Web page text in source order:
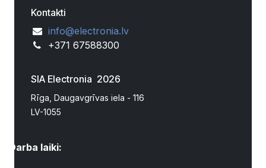
Kontakti
info@electronia.lv
+371 67588300
SIA Electronia 2026
Rīga, Daugavgrīvas iela - 116
LV-1055
Darba laiki: